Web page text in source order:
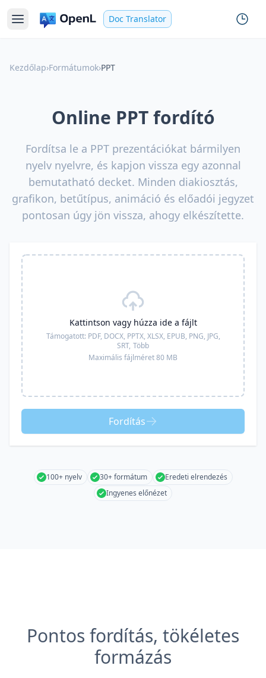
Doc Translator
Kezdőlap›Formátumok›PPT
Online PPT fordító
Fordítsa le a PPT prezentációkat bármilyen
nyelv nyelvre, és kapjon vissza egy azonnal
bemutatható decket. Minden diakiosztás,
grafikon, betűtípus, animáció és előadói jegyzet
pontosan úgy jön vissza, ahogy elkészítette.
Kattintson vagy húzza ide a fájlt
Támogatott: PDF, DOCX, PPTX, XLSX, EPUB, PNG, JPG,
SRT, Több
Maximális fájlméret 80 MB
Fordítás
100+ nyelv 30+ formátum
Eredeti elrendezés
Ingyenes előnézet
Pontos fordítás, tökéletes
formázás